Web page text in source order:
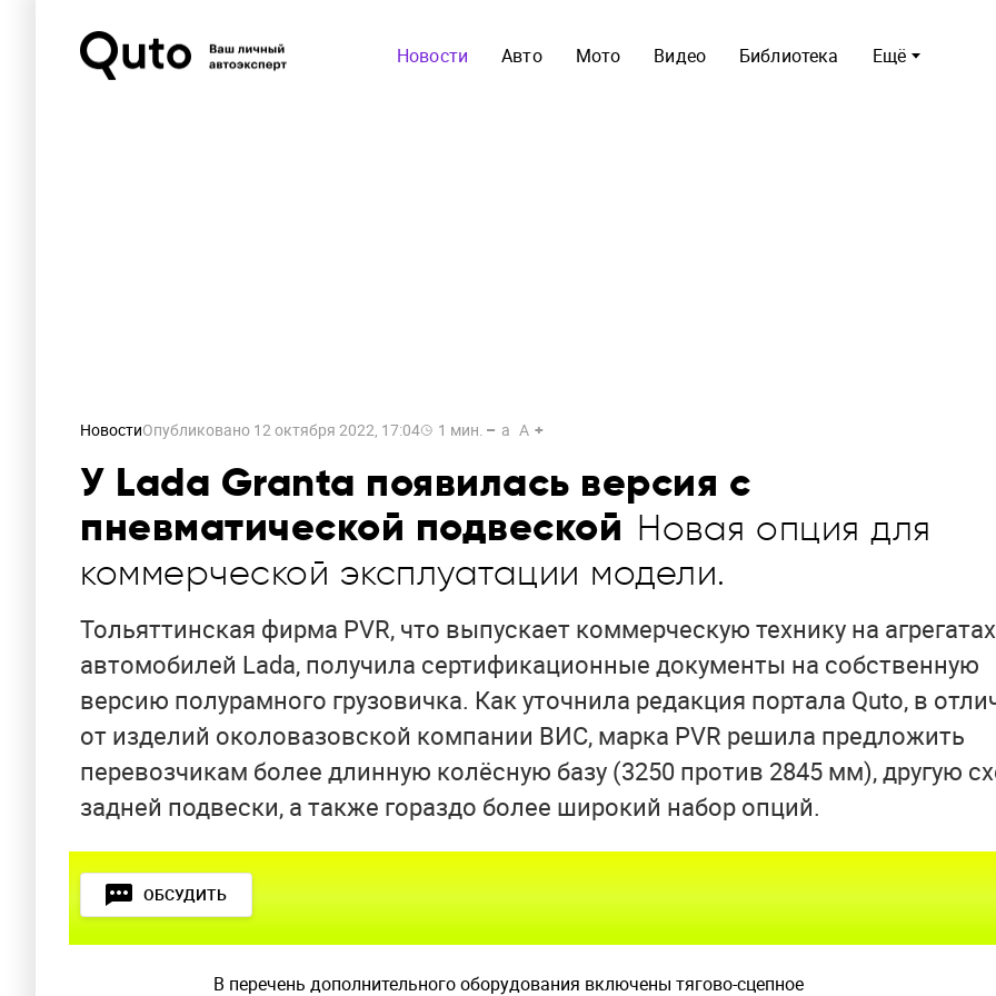
Ещё
Новости Авто Мото Видео Библиотека
НовостиОпубликовано 12 октября 2022, 17:04 1 мин. a A
У Lada Granta появилась версия с
пневматической подвеской Новая опция для
коммерческой эксплуатации модели.
Тольяттинская фирма PVR, что выпускает коммерческую технику на агрегатах
автомобилей Lada, получила сертификационные документы на собственную
версию полурамного грузовичка. Как уточнила редакция портала Quto, в
от изделий околовазовской компании ВИС, марка PVR решила предложить
перевозчикам более длинную колёсную базу (3250 против 2845 мм), другую
задней подвески, а также гораздо более широкий набор опций.
ОБСУДИТЬ
В перечень дополнительного оборудования включены тягово-сцепное